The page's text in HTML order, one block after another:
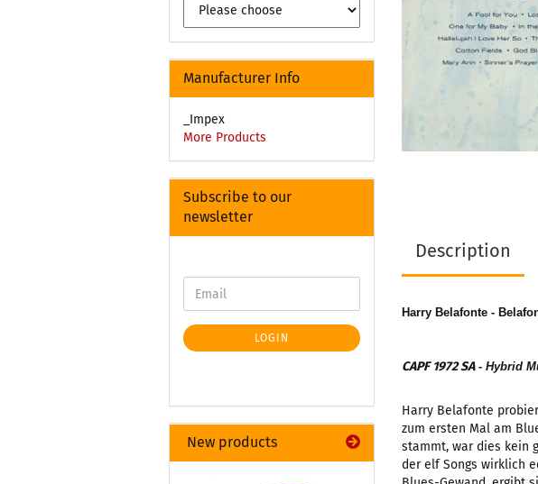
Description
Harry Belafonte -
CAPF 1972 SA- Hybrid
Harry Belafonte
zum ersten Mal am
stammt, war dies kein
der elf Songs wirklich
Manufacturer Info
_Impex
More Products
Subscribe to our
newsletter
LOGIN
New products